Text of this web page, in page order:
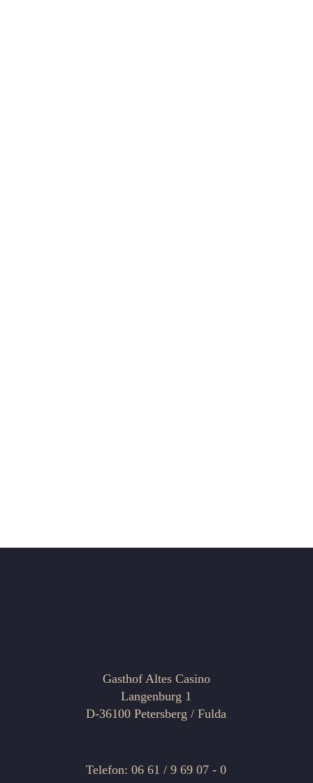
Gasthof Altes Casino
Langenburg 1
D-36100 Petersberg / Fulda
Telefon: 06 61 / 9 69 07 - 0